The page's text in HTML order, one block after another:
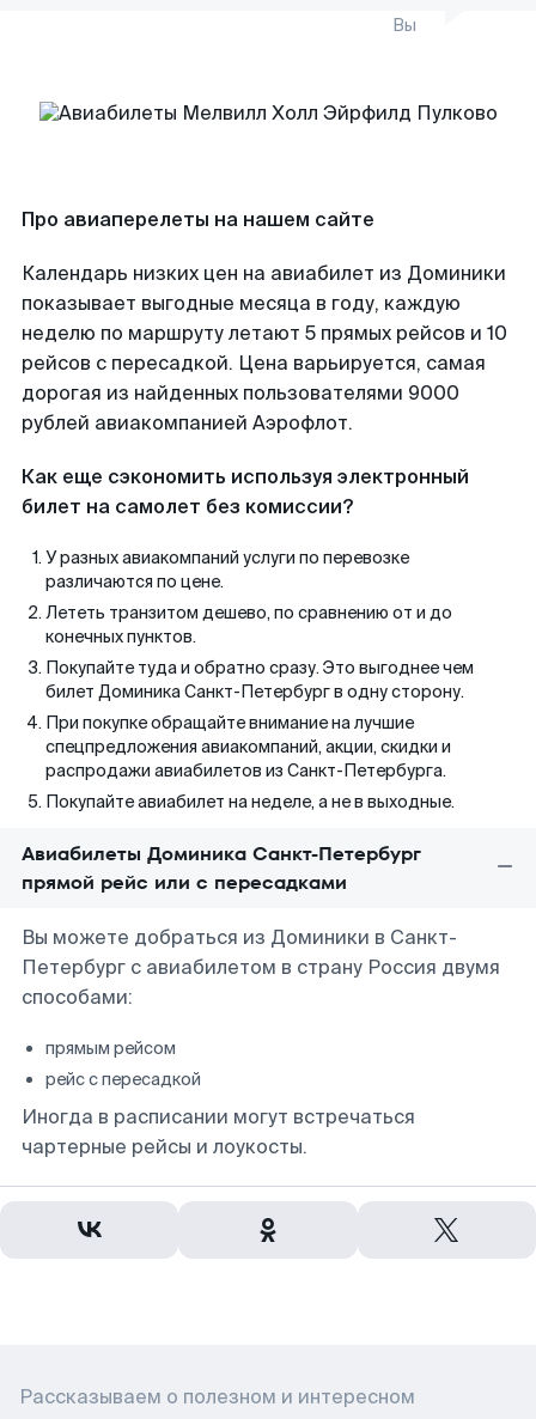
Вы
Про авиаперелеты на нашем сайте
Календарь низких цен на авиабилет из Доминики
показывает выгодные месяца в году, каждую
неделю по маршруту летают 5 прямых рейсов и 10
рейсов с пересадкой. Цена варьируется, самая
дорогая из найденных пользователями 9000
рублей авиакомпанией Аэрофлот.
Как еще сэкономить используя электронный
билет на самолет без комиссии?
У разных авиакомпаний услуги по перевозке
различаются по цене.
Лететь транзитом дешево, по сравнению от и до
конечных пунктов.
Покупайте туда и обратно сразу. Это выгоднее чем
билет Доминика Санкт-Петербург в одну сторону.
При покупке обращайте внимание на лучшие
спецпредложения авиакомпаний, акции, скидки и
распродажи авиабилетов из Санкт-Петербурга.
Покупайте авиабилет на неделе, а не в выходные.
Авиабилеты Доминика Санкт-Петербург
прямой рейс или с пересадками
Вы можете добраться из Доминики в Санкт-
Петербург с авиабилетом в страну Россия двумя
способами:
прямым рейсом
рейс с пересадкой
Иногда в расписании могут встречаться
чартерные рейсы и лоукосты.
Рассказываем о полезном и интересном